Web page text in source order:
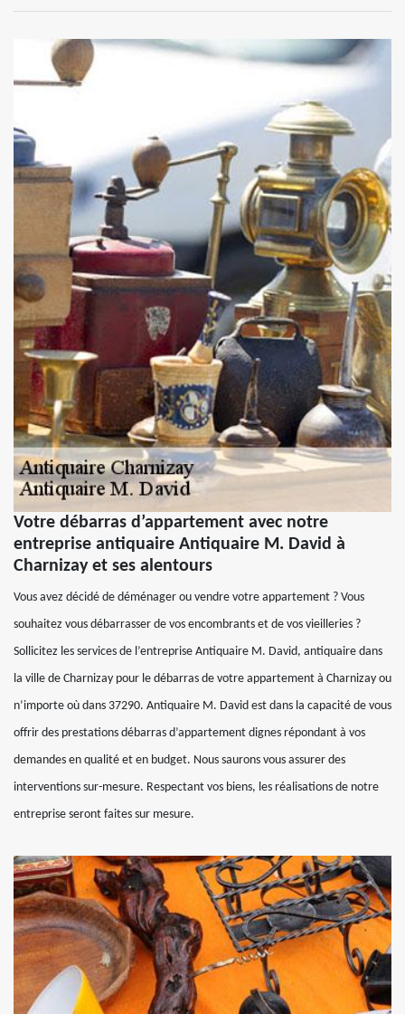
Votre débarras d’appartement avec notre
entreprise antiquaire Antiquaire M. David à
Charnizay et ses alentours
Vous avez décidé de déménager ou vendre votre appartement ? Vous
souhaitez vous débarrasser de vos encombrants et de vos vieilleries ?
Sollicitez les services de l’entreprise Antiquaire M. David, antiquaire dans
la ville de Charnizay pour le débarras de votre appartement à Charnizay ou
n’importe où dans 37290. Antiquaire M. David est dans la capacité de vous
offrir des prestations débarras d’appartement dignes répondant à vos
demandes en qualité et en budget. Nous saurons vous assurer des
interventions sur-mesure. Respectant vos biens, les réalisations de notre
entreprise seront faites sur mesure.